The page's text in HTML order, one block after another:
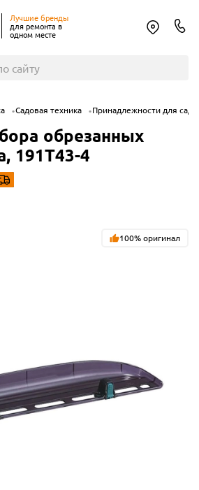
Лучшие бренды
для ремонта в
одном месте
сайту
Садовая техника Принадлежности для
обрезанных
191T43-4
100% оригинал